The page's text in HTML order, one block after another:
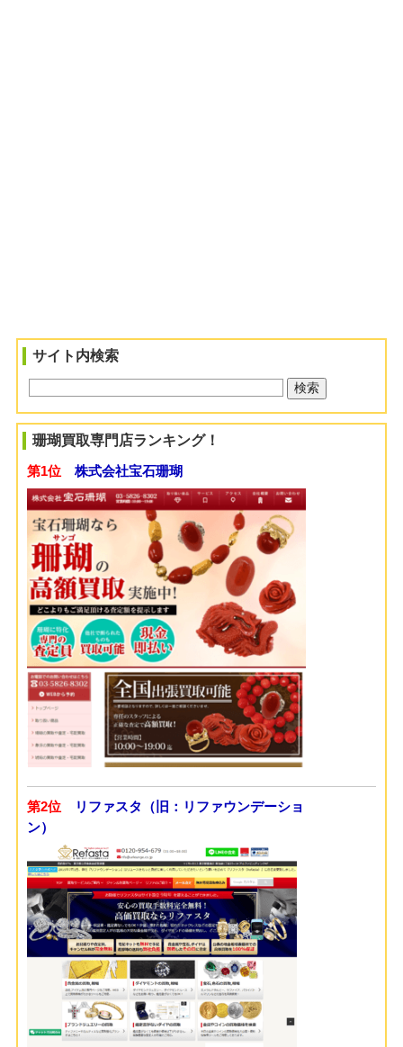
サイト内検索
珊瑚買取専門店ランキング！
第1位 株式会社宝石珊瑚
第2位
リファスタ（旧：リファウンデーショ
ン）